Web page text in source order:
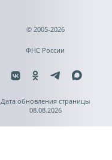
© 2005-2026
ФНС России
Дата обновления страницы
08.08.2026